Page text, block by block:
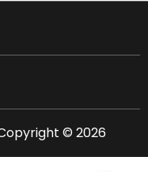
Copyright © 2026 البا | Powered by